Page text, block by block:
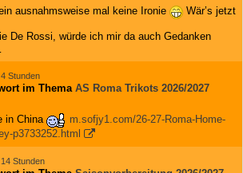
ausnahmsweise mal keine Ironie Wär’s jetzt
De Rossi, würde ich mir da auch Gedanken
Stunden
im Thema AS Roma Trikots 2026/2027
in China
m.sofjy1.com/26-27-Roma-Home-
p3733252.html
Stunden